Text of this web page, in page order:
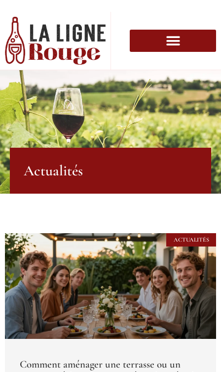
Actualités
ACTUALITÉS
Comment aménager une terrasse ou un